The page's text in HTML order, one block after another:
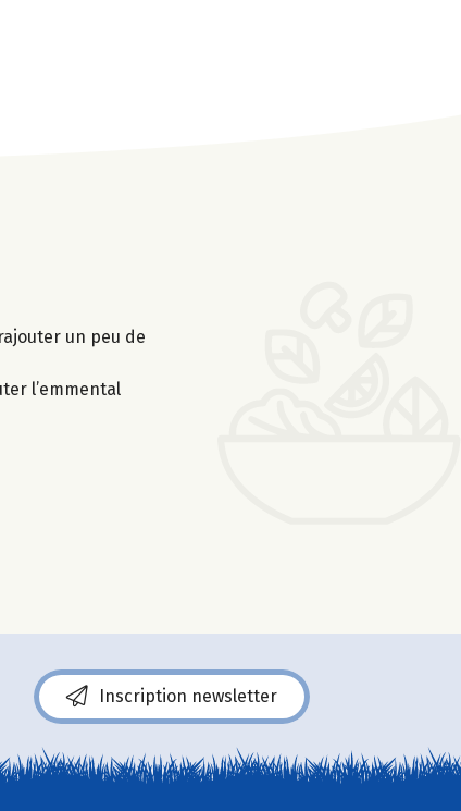
un peu de
l’emmental
Inscription newsletter